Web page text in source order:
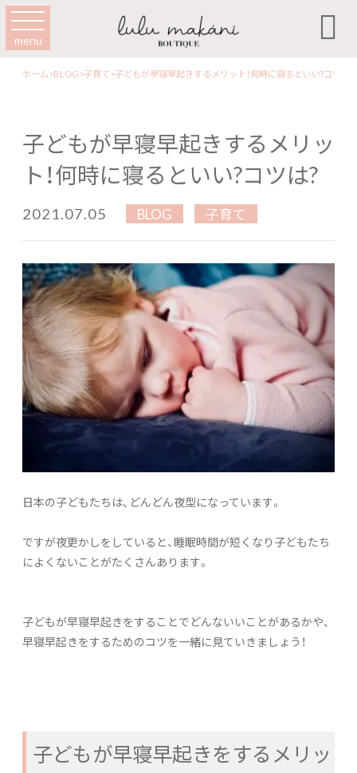
menu 
ホーム>BLOG>子育て>子どもが早寝早起きするメリット！何時に寝るといい?コツは?
子どもが早寝早起きするメリッ
ト！何時に寝るといい?コツは?
2021.07.05 BLOG 子育て
日本の子どもたちは、どんどん夜型になっています。
ですが夜更かしをしていると、睡眠時間が短くなり子どもたち
によくないことがたくさんあります。
子どもが早寝早起きをすることでどんないいことがあるかや、
早寝早起きをするためのコツを一緒に見ていきましょう！
子どもが早寝早起きをするメリッ